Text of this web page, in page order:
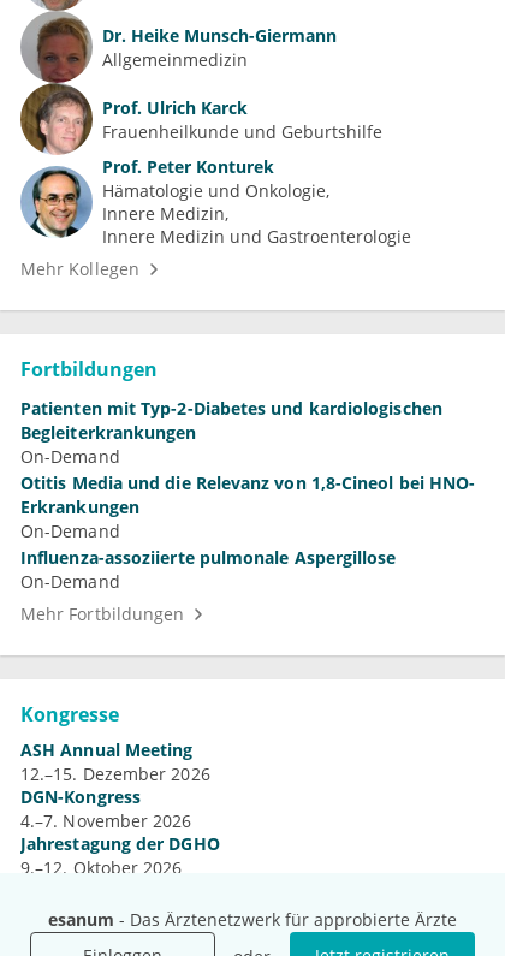
esanum - Das Ärztenetzwerk für approbierte Ärzte
Dr. Heike Munsch-Giermann
Allgemeinmedizin
Prof. Ulrich Karck
Frauenheilkunde und Geburtshilfe
Prof. Peter Konturek
Hämatologie und Onkologie
Innere Medizin
Innere Medizin und Gastroenterologie
Mehr Kollegen
Fortbildungen
Patienten mit Typ-2-Diabetes und kardiologischen
Begleiterkrankungen
On-Demand
Otitis Media und die Relevanz von 1,8-Cineol bei HNO-
Erkrankungen
On-Demand
Influenza-assoziierte pulmonale Aspergillose
On-Demand
Mehr Fortbildungen
Kongresse
ASH Annual Meeting
12.–15. Dezember 2026
DGN-Kongress
4.–7. November 2026
Jahrestagung der DGHO
9.–12. Oktober 2026